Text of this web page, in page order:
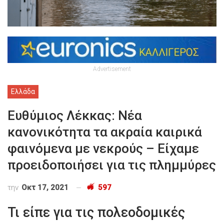
Advertisement
Ελλάδα
Ευθύμιος Λέκκας: Νέα
κανονικότητα τα ακραία καιρικά
φαινόμενα με νεκρούς – Είχαμε
προειδοποιήσει για τις πλημμύρες
την Οκτ 17, 2021 597
Τι είπε για τις πολεοδομικές